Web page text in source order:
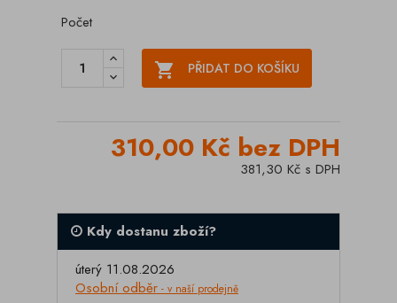
Počet
 PŘIDAT DO KOŠÍKU
310,00 Kč bez DPH
381,30 Kč s DPH
Kdy dostanu zboží?
úterý 11.08.2026
Osobní odběr - v naší prodejně